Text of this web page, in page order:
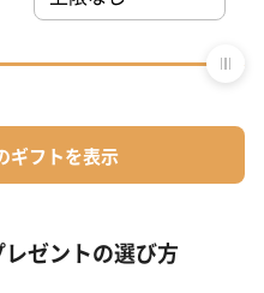
ゼントの選び方